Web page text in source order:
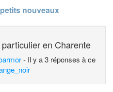
nouveaux
en Charente
- Il y a 3 réponses à ce